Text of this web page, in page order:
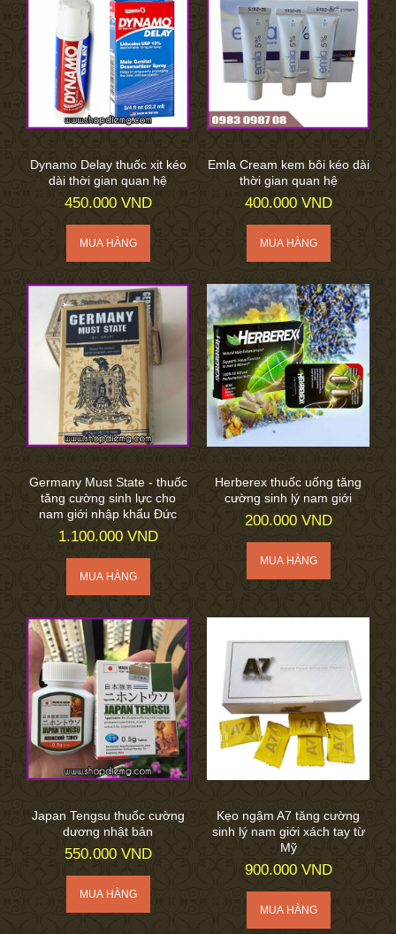
Dynamo Delay thuốc xịt kéo
dài thời gian quan hệ
450.000 VND
Emla Cream kem bôi kéo dài
thời gian quan hệ
400.000 VND
Germany Must State - thuốc
tăng cường sinh lực cho
nam giới nhập khẩu Đức
1.100.000 VND
Herberex thuốc uống tăng
cường sinh lý nam giới
200.000 VND
Japan Tengsu thuốc cường
dương nhật bản
550.000 VND
Kẹo ngậm A7 tăng cường
sinh lý nam giới xách tay từ
Mỹ
900.000 VND